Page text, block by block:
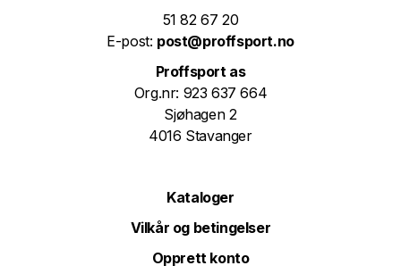
51 82 67 20
E-post: post@proffsport.no
Proffsport as
Org.nr: 923 637 664
Sjøhagen 2
4016 Stavanger
Kataloger
Vilkår og betingelser
Opprett konto